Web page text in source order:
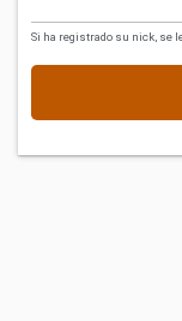
Si ha registrado su nick, se